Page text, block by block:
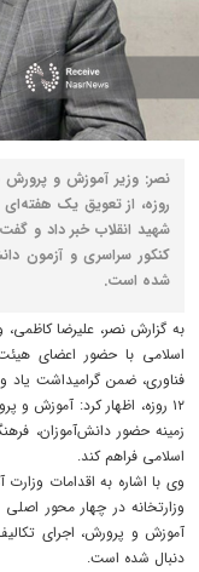
روزه، از تعویق یک هفته‌ای
کنکور سراسری و آزمون
شده است.
به گزارش نصر، علیرضا
اسلامی با حضور اعضای
فناوری، ضمن گرامیداشت یاد
۱۲ روزه، اظهار کرد: آموزش
زمینه حضور دانش‌آموزان،
اسلامی فراهم کند.
وی با اشاره به اقدامات
وزارتخانه در چهار محور
آموزش و پرورش، اجرای
دنبال شده است.